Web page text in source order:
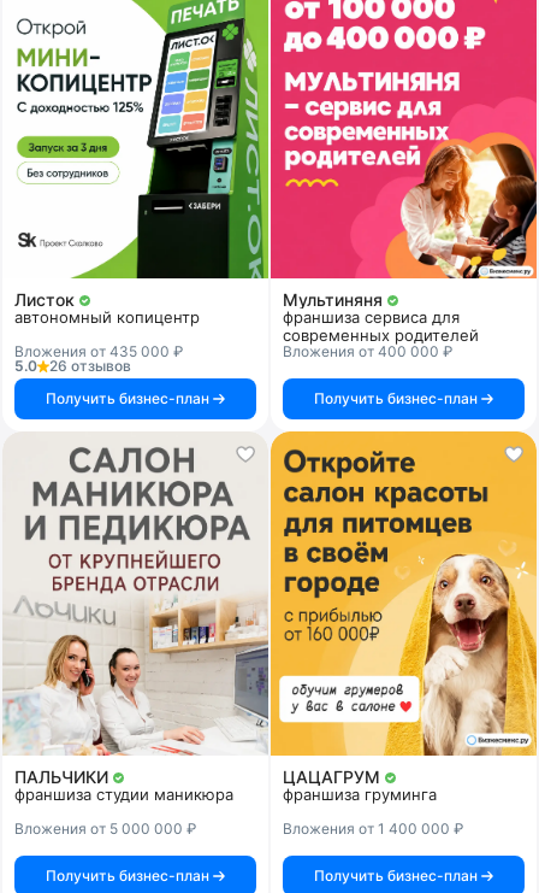
Листок
автономный копицентр
Вложения от 435 000 ₽
5.0
26 отзывов
Получить бизнес-план
Мультиняня
франшиза сервиса для
современных родителей
Вложения от 400 000 ₽
Получить бизнес-план
ПАЛЬЧИКИ
франшиза студии маникюра
Вложения от 5 000 000 ₽
Получить бизнес-план
ЦАЦАГРУМ
франшиза груминга
Вложения от 1 400 000 ₽
Получить бизнес-план